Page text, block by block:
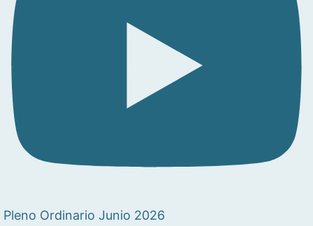
Pleno Ordinario Junio 2026